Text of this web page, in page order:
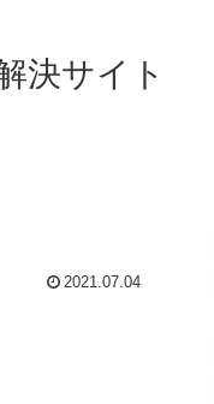
決サイト
2021.07.04